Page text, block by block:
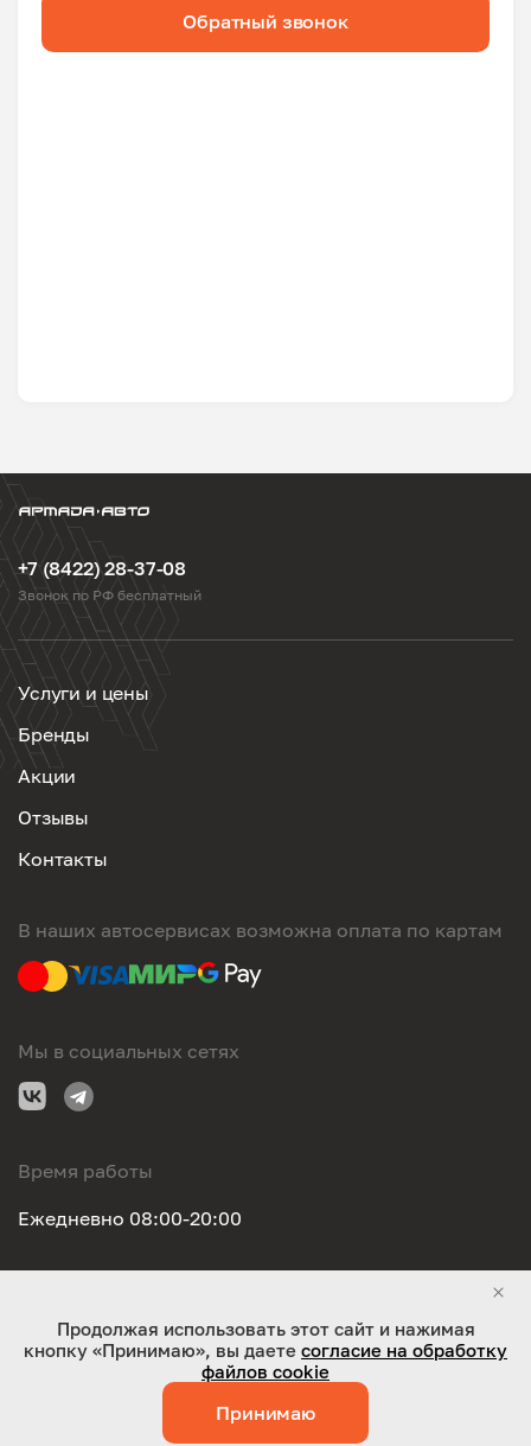
Обратный звонок
+7 (8422) 28-37-08
Звонок по РФ бесплатный
Услуги и цены
Бренды
Акции
Отзывы
Контакты
В наших автосервисах возможна оплата по картам
Мы в социальных сетях
Время работы
Ежедневно 08:00-20:00
ООО "Оригинал-сервис". Все права защищены 2026
Работает на технологиях:Jaky
Продолжая использовать этот сайт и нажимая
кнопку «Принимаю», вы даете согласие на обработку
файлов cookie
Принимаю